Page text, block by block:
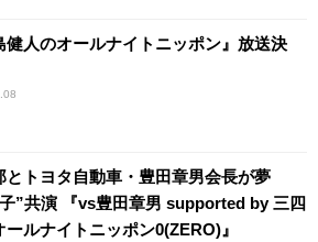
健人のオールナイトニッポン』放送決
とトヨタ自動車・豊田章男会長が夢
”共演 『vs豊田章男 supported by 三四
ールナイトニッポン0(ZERO)』